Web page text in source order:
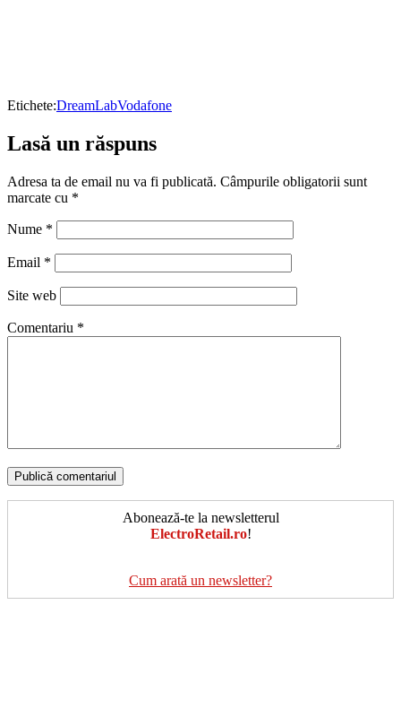
Etichete:DreamLabVodafone
Lasă un răspuns
Adresa ta de email nu va fi publicată. Câmpurile obligatorii sunt
marcate cu *
Nume *
Email *
Site web
Comentariu *
Abonează-te la newsletterul
ElectroRetail.ro!
Cum arată un newsletter?